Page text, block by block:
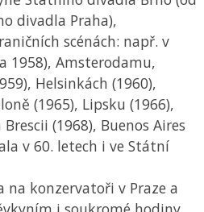
divadla Praha),
scénách: např. v
1958), Amsterodamu,
Helsinkách (1960),
(1965), Lipsku (1966),
(1968), Buenos Aires
v 60. letech i ve Státní
na konzervatoři v Praze a